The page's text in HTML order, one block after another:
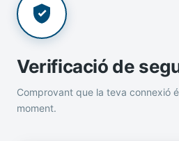
Verificació de
Comprovant que la teva connexió
moment.